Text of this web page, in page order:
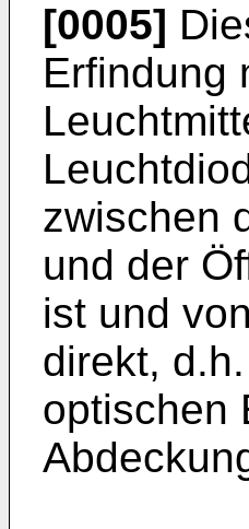
[0005]
Erfindung
zwischen
und der
ist und
direkt,
optischen